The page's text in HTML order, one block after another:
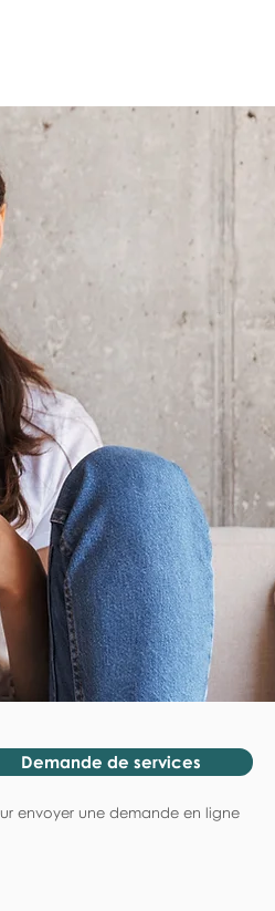
Demande de services
envoyer une demande en ligne